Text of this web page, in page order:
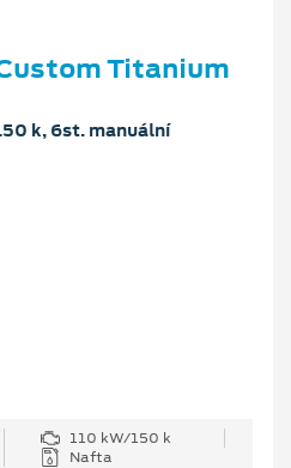
Titanium
k, 6st. manuální
110 kW/150 k
Nafta